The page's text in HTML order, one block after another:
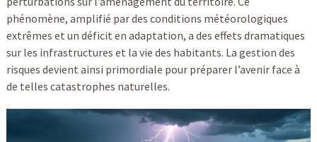
phénomène, amplifié par des conditions météorologiques
extrêmes et un déficit en adaptation, a des effets dramatiques
sur les infrastructures et la vie des habitants. La gestion des
risques devient ainsi primordiale pour préparer l’avenir face à
de telles catastrophes naturelles.